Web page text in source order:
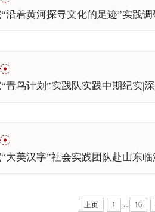
沿着黄河探寻文化的足迹”实践
青鸟计划”实践队实践中期纪实|
大美汉字”社会实践团队赴山东
上页 1 16